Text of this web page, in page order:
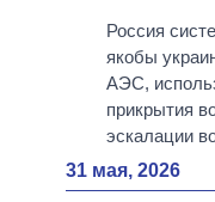
Россия
якобы
АЭС,
прикрытия
эскалации
31 мая, 2026